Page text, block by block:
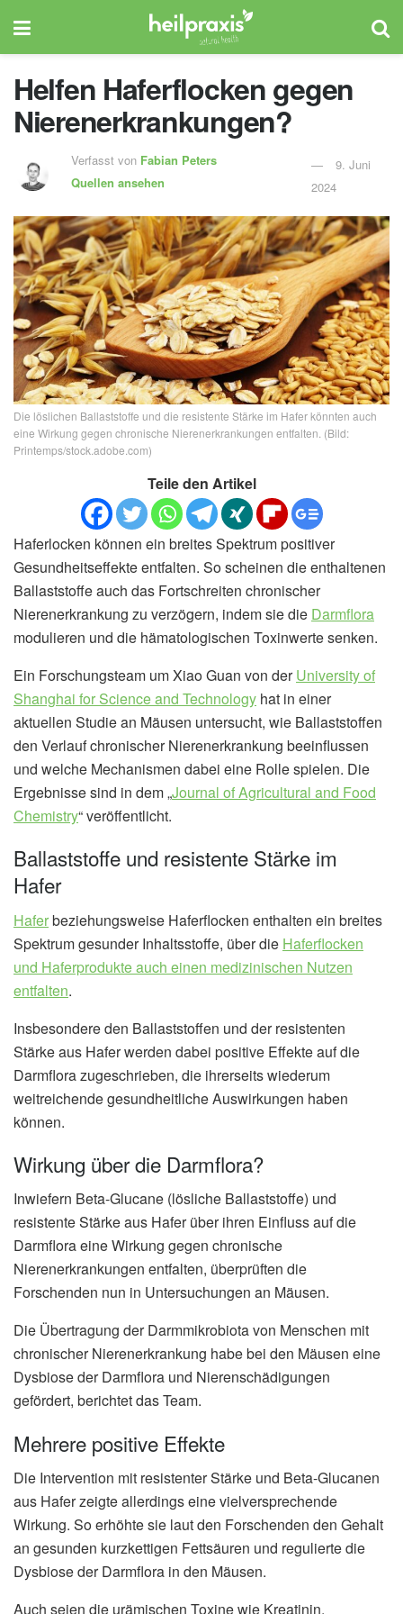
Helfen Haferflocken gegen
Nierenerkrankungen?
Verfasst von Fabian Peters
Quellen ansehen
9. Juni
2024
Die löslichen Ballaststoffe und die resistente Stärke im Hafer könnten auch
eine Wirkung gegen chronische Nierenerkrankungen entfalten. (Bild:
Printemps/stock.adobe.com)
Teile den Artikel
Haferlocken können ein breites Spektrum positiver
Gesundheitseffekte entfalten. So scheinen die enthaltenen
Ballaststoffe auch das Fortschreiten chronischer
Nierenerkrankung zu verzögern, indem sie die Darmflora
modulieren und die hämatologischen Toxinwerte senken.
Ein Forschungsteam um Xiao Guan von derUniversity of
Shanghai for Science and Technology hat in einer
aktuellen Studie an Mäusen untersucht, wie Ballaststoffen
den Verlauf chronischer Nierenerkrankung beeinflussen
und welche Mechanismen dabei eine Rolle spielen. Die
Ergebnisse sind in dem „Journal of Agricultural and Food
Chemistry“ veröffentlicht.
Ballaststoffe und resistente Stärke im
Hafer
Haferbeziehungsweise Haferflocken enthalten ein breites
Spektrum gesunder Inhaltsstoffe, über die Haferflocken
und Haferprodukte auch einen medizinischen Nutzen
entfalten.
Insbesondere den Ballaststoffen und der resistenten
Stärke aus Hafer werden dabei positive Effekte auf die
Darmflora zugeschrieben, die ihrerseits wiederum
weitreichende gesundheitliche Auswirkungen haben
können.
Wirkung über die Darmflora?
Inwiefern Beta-Glucane (lösliche Ballaststoffe) und
resistente Stärke aus Hafer über ihren Einfluss auf die
Darmflora eine Wirkung gegen chronische
Nierenerkrankungen entfalten, überprüften die
Forschenden nun in Untersuchungen an Mäusen.
Die Übertragung der Darmmikrobiota von Menschen mit
chronischer Nierenerkrankung habe bei den Mäusen eine
Dysbiose der Darmflora und Nierenschädigungen
gefördert, berichtet das Team.
Mehrere positive Effekte
Die Intervention mit resistenter Stärke und Beta-Glucanen
aus Hafer zeigte allerdings eine vielversprechende
Wirkung. So erhöhte sie laut den Forschenden den Gehalt
an gesunden kurzkettigen Fettsäuren und regulierte die
Dysbiose der Darmflora in den Mäusen.
Auch seien die urämischen Toxine wie Kreatinin,